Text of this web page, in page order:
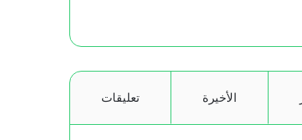
الأخيرة تعليقات